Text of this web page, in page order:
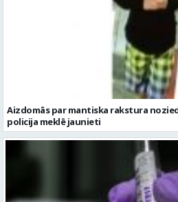
Aizdomās par mantiska rakstura
policija meklē jaunieti